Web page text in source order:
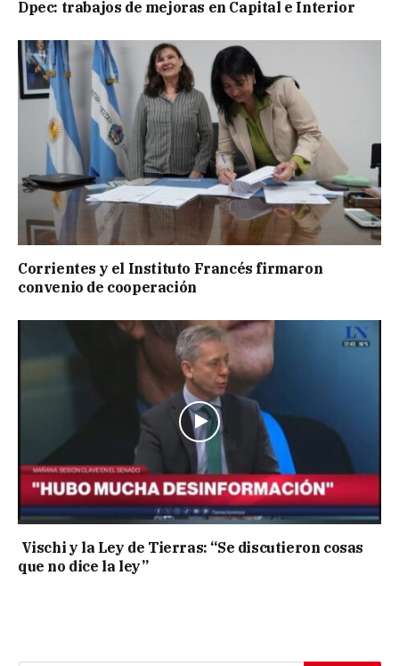
Dpec: trabajos de mejoras en Capital e Interior
Corrientes y el Instituto Francés firmaron
convenio de cooperación
Vischi y la Ley de Tierras: “Se discutieron cosas
que no dice la ley”